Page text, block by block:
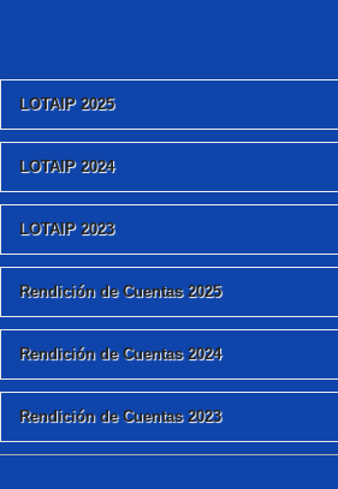
LOTAIP 2025
LOTAIP 2024
LOTAIP 2023
Rendición de Cuentas 2025
Rendición de Cuentas 2024
Rendición de Cuentas 2023